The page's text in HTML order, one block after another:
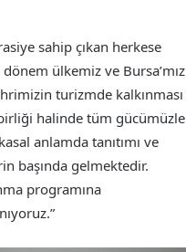
sahip çıkan herkese
ülkemiz ve Bursa’mız
turizmde kalkınması
halinde tüm gücümüzle
anlamda tanıtımı ve
başında gelmektedir.
programına